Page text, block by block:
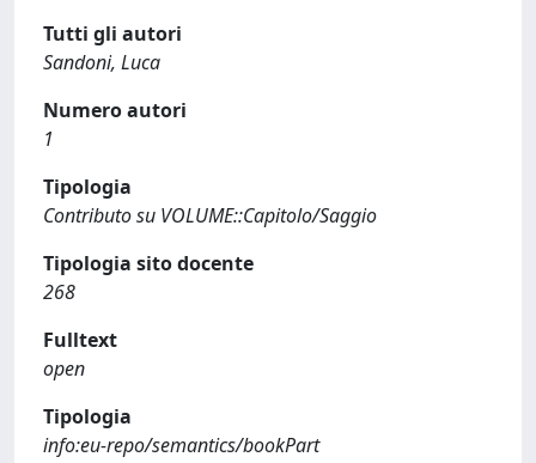
Tutti gli autori
Sandoni, Luca
Numero autori
1
Tipologia
Contributo su VOLUME::Capitolo/Saggio
Tipologia sito docente
268
Fulltext
open
Tipologia
info:eu-repo/semantics/bookPart